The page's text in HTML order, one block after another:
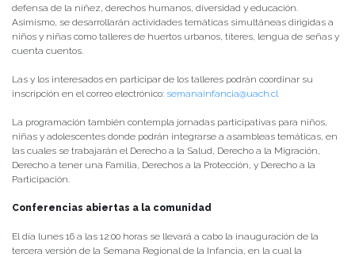
defensa de la niñez, derechos humanos, diversidad y educación.
Asimismo, se desarrollarán actividades temáticas simultáneas dirigidas a
niños y niñas como talleres de huertos urbanos, títeres, lengua de señas y
cuenta cuentos.
Las y los interesados en participar de los talleres podrán coordinar su
inscripción en el correo electrónico: semanainfancia@uach.cl
La programación también contempla jornadas participativas para niños,
niñas y adolescentes donde podrán integrarse a asambleas temáticas, en
las cuales se trabajarán el Derecho a la Salud, Derecho a la Migración,
Derecho a tener una Familia, Derechos a la Protección, y Derecho a la
Participación.
Conferencias abiertas a la comunidad
El día lunes 16 a las 12:00 horas se llevará a cabo la inauguración de la
tercera versión de la Semana Regional de la Infancia, en la cual la